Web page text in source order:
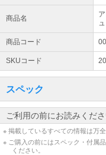
もし延長保証会社様より
頂きますようお願いいた
ティ株式会社 連絡先：
商品名
商品コード
SKUコード
スペック
ご利用の前にお読みくだ
※ 掲載しているすべての情報は万
※ ご購入の前にはスペック・付属
ください。